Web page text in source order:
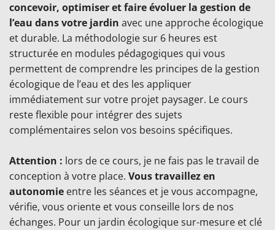
concevoir, optimiser et faire évoluer la gestion de
l’eau dans votre jardin avec une approche écologique
et durable. La méthodologie sur 6 heures est
structurée en modules pédagogiques qui vous
permettent de comprendre les principes de la gestion
écologique de l’eau et des les appliquer
immédiatement sur votre projet paysager. Le cours
reste flexible pour intégrer des sujets
complémentaires selon vos besoins spécifiques.
Attention : lors de ce cours, je ne fais pas le travail de
conception à votre place. Vous travaillez en
autonomie entre les séances et je vous accompagne,
vérifie, vous oriente et vous conseille lors de nos
échanges. Pour un jardin écologique sur-mesure et clé